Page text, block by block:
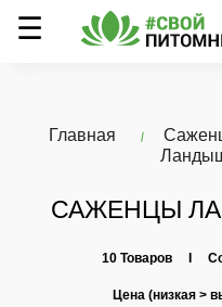
Главная
САЖЕНЦЫ
10 Товаров I